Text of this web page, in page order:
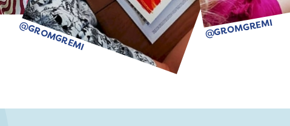
@GROMGREMI @GROMGREMI